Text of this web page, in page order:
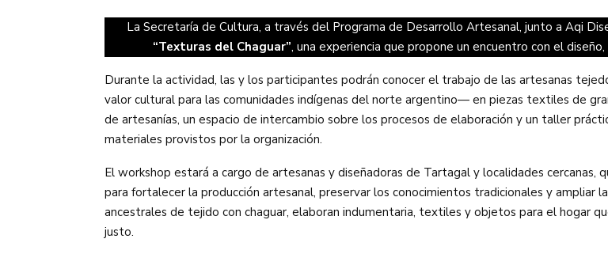
La Secretaría de Cultura, a través del Programa de Desarrollo Artesanal, junto a Aqi
“Texturas del Chaguar”, una experiencia que propone un encuentro con el
Durante la actividad, las y los participantes podrán conocer el trabajo de las artesanas
valor cultural para las comunidades indígenas del norte argentino— en piezas textiles de
de artesanías, un espacio de intercambio sobre los procesos de elaboración y un taller
materiales provistos por la organización.
El workshop estará a cargo de artesanas y diseñadoras de Tartagal y localidades
para fortalecer la producción artesanal, preservar los conocimientos tradicionales y ampliar
ancestrales de tejido con chaguar, elaboran indumentaria, textiles y objetos para el hogar
justo.